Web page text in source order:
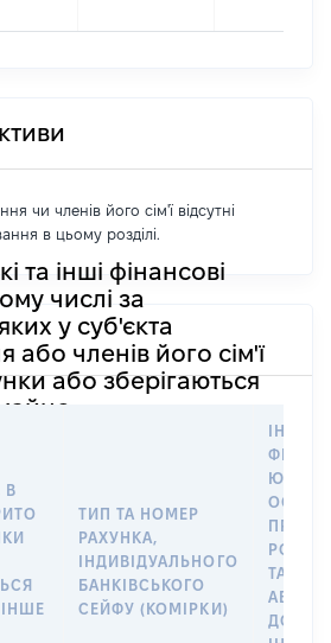
чи членів його сім'ї відсутні
в цьому розділі.
та інші фінансові
числі за
у суб'єкта
або членів його сім'ї
або зберігаються
В
ТИП ТА НОМЕР
РАХУНКА,
ІНДИВІДУАЛЬНОГО
БАНКІВСЬКОГО
СЕЙФУ (КОМІРКИ)
ПРАВО
ТАКИМ
АБО
ДО